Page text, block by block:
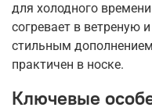
для холодного
согревает в ветреную
стильным
практичен в носке.
Ключевые